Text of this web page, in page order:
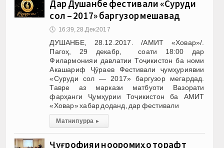
Дар Душанбе фестивали «Суруди
сол – 2017» баргузор мешавад
🕔 16:39, 28.Дек 2017
ДУШАНБЕ, 28.12.2017. /АМИТ «Ховар»/.
Пагоҳ, 29 декабр, соати 18:00 дар
Филармонияи давлатии Тоҷикистон ба номи
Акашариф Ҷӯраев Фестивали ҷумҳуриявии
«Суруди сол — 2017» баргузор мегардад.
Тавре аз маркази матбуоти Вазорати
фарҳанги Ҷумҳурии Тоҷикистон ба АМИТ
«Ховар» хабар доданд, дар фестивали
Матни пурра ▸
Ҷуғрофияи нооромиҳо торафт